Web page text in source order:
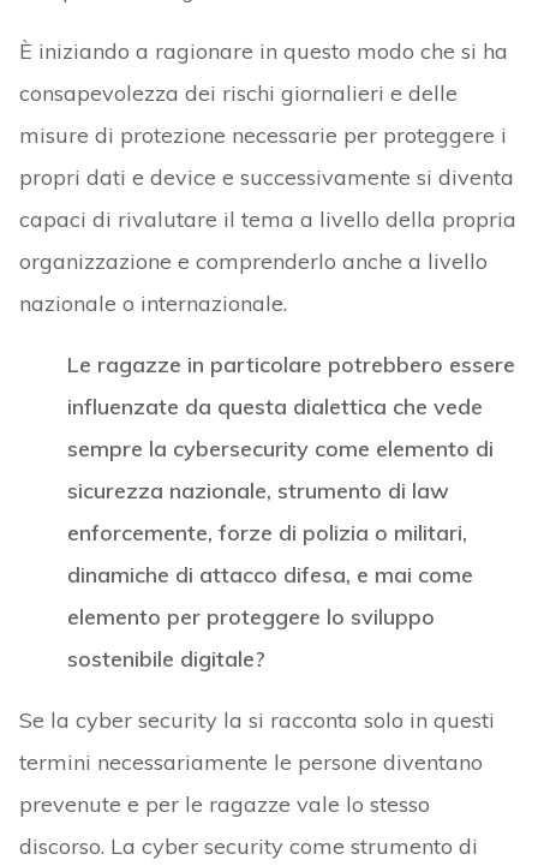
È iniziando a ragionare in questo modo che si ha
consapevolezza dei rischi giornalieri e delle
misure di protezione necessarie per proteggere i
propri dati e device e successivamente si diventa
capaci di rivalutare il tema a livello della propria
organizzazione e comprenderlo anche a livello
nazionale o internazionale.
Le ragazze in particolare potrebbero essere
influenzate da questa dialettica che vede
sempre la cybersecurity come elemento di
sicurezza nazionale, strumento di law
enforcemente, forze di polizia o militari,
dinamiche di attacco difesa, e mai come
elemento per proteggere lo sviluppo
sostenibile digitale?
Se la cyber security la si racconta solo in questi
termini necessariamente le persone diventano
prevenute e per le ragazze vale lo stesso
discorso. La cyber security come strumento di